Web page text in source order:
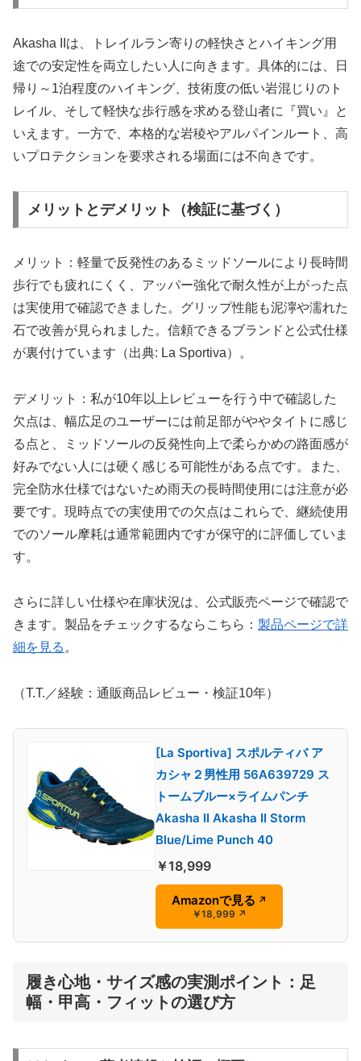
Akasha IIは、トレイルラン寄りの軽快さとハイキング用
途での安定性を両立したい人に向きます。具体的には、日
帰り～1泊程度のハイキング、技術度の低い岩混じりのト
レイル、そして軽快な歩行感を求める登山者に『買い』と
いえます。一方で、本格的な岩稜やアルパインルート、高
いプロテクションを要求される場面には不向きです。
メリットとデメリット（検証に基づく）
メリット：軽量で反発性のあるミッドソールにより長時間
歩行でも疲れにくく、アッパー強化で耐久性が上がった点
は実使用で確認できました。グリップ性能も泥濘や濡れた
石で改善が見られました。信頼できるブランドと公式仕様
が裏付けています（出典: La Sportiva）。
デメリット：私が10年以上レビューを行う中で確認した
欠点は、幅広足のユーザーには前足部がややタイトに感じ
る点と、ミッドソールの反発性向上で柔らかめの路面感が
好みでない人には硬く感じる可能性がある点です。また、
完全防水仕様ではないため雨天の長時間使用には注意が必
要です。現時点での実使用での欠点はこれらで、継続使用
でのソール摩耗は通常範囲内ですが保守的に評価していま
す。
さらに詳しい仕様や在庫状況は、公式販売ページで確認で
きます。製品をチェックするならこちら： 製品ページで詳
細を見る。
（T.T.／経験：通販商品レビュー・検証10年）
[La Sportiva] スポルティバ ア
カシャ２男性用 56A639729 ス
トームブルー×ライムパンチ
Akasha II Akasha II Storm
Blue/Lime Punch 40
￥18,999
Amazonで見る ↗
￥18,999 ↗
履き心地・サイズ感の実測ポイント：足
幅・甲高・フィットの選び方